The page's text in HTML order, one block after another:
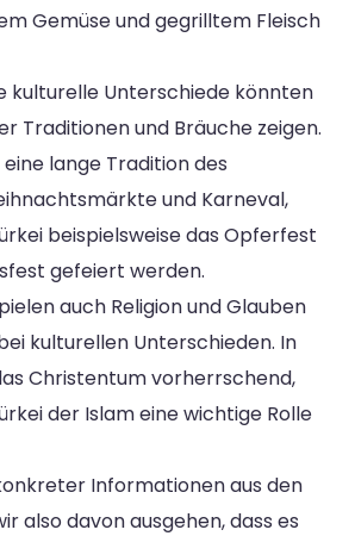
Gemüse und gegrilltem Fleisch
kulturelle Unterschiede könnten
Traditionen und Bräuche zeigen.
lange Tradition des
und Karneval,
beispielsweise das Opferfest
gefeiert werden.
auch Religion und Glauben
kulturellen Unterschieden. In
Christentum vorherrschend,
der Islam eine wichtige Rolle
Informationen aus den
also davon ausgehen, dass es